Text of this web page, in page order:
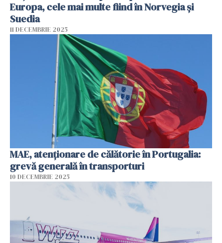
Europa, cele mai multe fiind în Norvegia și
Suedia
11 DECEMBRIE 2025
MAE, atenţionare de călătorie în Portugalia:
grevă generală în transporturi
10 DECEMBRIE 2025